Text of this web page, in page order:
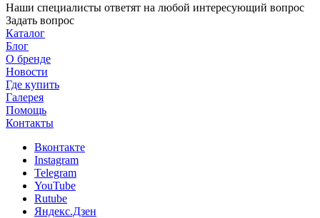
Наши специалисты ответят на любой интересующий вопрос
Задать вопрос
Каталог
Блог
О бренде
Новости
Где купить
Галерея
Помощь
Контакты
Вконтакте
Instagram
Telegram
YouTube
Rutube
Яндекс.Дзен